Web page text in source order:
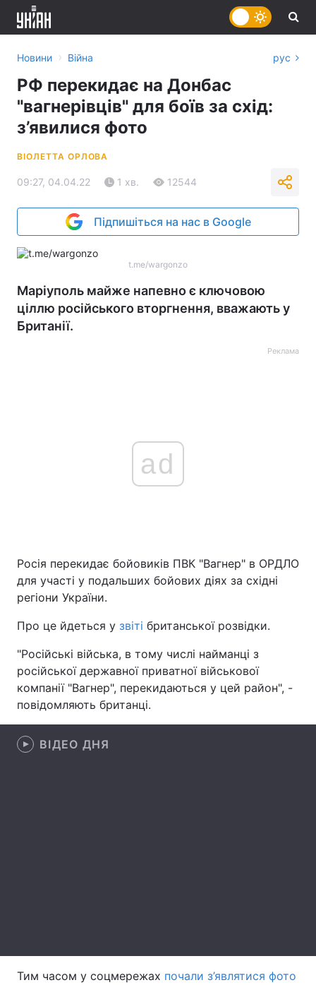
Головна Війна
Україна Політика
Економіка
Лонгріди
Новини › Війна рус
РФ перекидає на Донбас
"вагнерівців" для боїв за схід:
з’явилися фото
ВІОЛЕТТА ОРЛОВА
09:27, 04.04.22 1 хв. 12544
Підпишіться на нас в Google
t.me/wargonzo
Маріуполь майже напевно є ключовою
ціллю російського вторгнення, вважають у
Британії.
Реклама
ad
Росія перекидає бойовиків ПВК "Вагнер" в ОРДЛО
для участі у подальших бойових діях за східні
регіони України.
Про це йдеться у звіті британської розвідки.
"Російські війська, в тому числі найманці з
російської державної приватної військової
компанії "Вагнер", перекидаються у цей район", -
повідомляють британці.
ВІДЕО ДНЯ
Тим часом у соцмережах почали з’являтися фото